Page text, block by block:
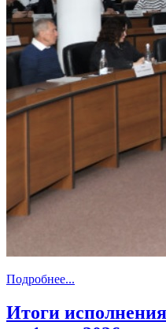
Подробнее...
Итоги